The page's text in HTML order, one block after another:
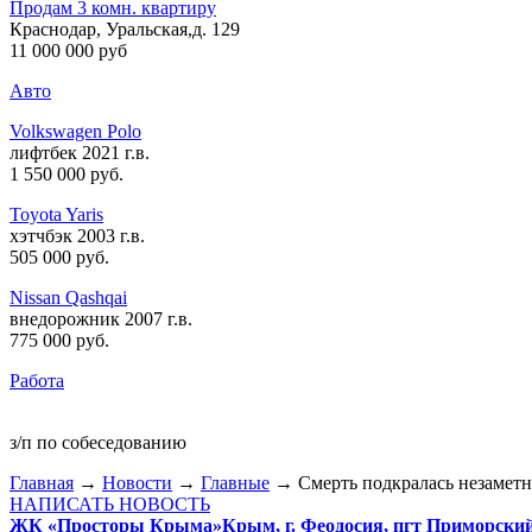
Продам 3 комн. квартиру
Краснодар, Уральская,д. 129
11 000 000 руб
Авто
Volkswagen Polo
лифтбек 2021 г.в.
1 550 000 руб.
Toyota Yaris
хэтчбэк 2003 г.в.
505 000 руб.
Nissan Qashqai
внедорожник 2007 г.в.
775 000 руб.
Работа
з/п по собеседованию
Главная → Новости → Главные → Смерть подкралась
НАПИСАТЬ НОВОСТЬ
ЖК «Просторы Крыма»Крым, г. Феодосия, пгт